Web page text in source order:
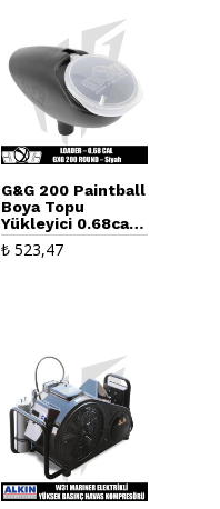
G&G 200 Paintball
Boya Topu
Yükleyici 0.68cal
– Siyah
₺ 523,47